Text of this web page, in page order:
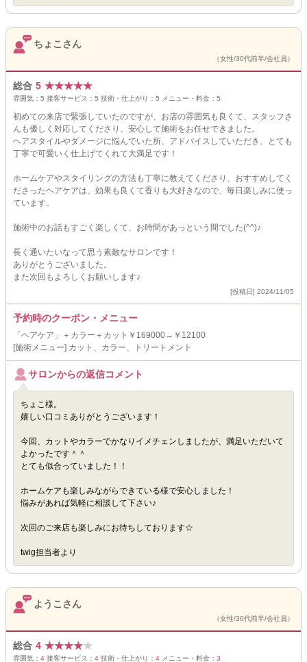
ちょこさん
（女性/30代前半/会社員）
総合 5 ★★★★★
雰囲気： 5 接客サービス： 5 技術・仕上がり： 5 メニュー・料金： 5
初めての来店で緊張していたのですが、お店の雰囲気も良くて、スタッフさ
んも優しく対応してくださり、安心して施術をお任せできました。
ヘアスタイルやダメージに悩んでいた所、アドバイスしていただき、とても
丁寧で可愛いく仕上げてくれて大満足です！
ホームケアやスタイリングの方法も丁寧に教えてくださり、おすすめしてく
ださったヘアケアは、効果も良くて香りも大好きなので、毎日楽しみに使っ
ています。
施術中のお話もすごく楽しくて、お時間があっという間でした(^^)♪
長く通いたいなって思う素敵なサロンです！
ありがとうございました。
また次回もよろしくお願いします♪
[投稿日] 2024/11/05
予約時のクーポン・メニュー
「ヘアケア」＋カラー＋カット￥169000→￥12100
[施術メニュー] カット、カラー、トリートメント
サロンからの返信コメント
ちょこ様。
嬉しい口コミありがとうございます！
今回、カットやカラーでかなりイメチェンしましたが、満足いただいて
よかったです＾＾
とても似合っていました！！
ホームケアも楽しみながらできている様で安心しました！
悩みがあれば気軽に相談して下さい♪
次回のご来店も楽しみにお待ちしております☆
twig担当者より
ようこさん
（女性/30代前半/会社員）
総合 4 ★★★★★
雰囲気： 4 接客サービス： 4 技術・仕上がり： 4 メニュー・料金： 3